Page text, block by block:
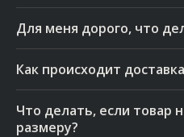
Для меня дорого, что
Как происходит
Что делать, если товар
размеру?